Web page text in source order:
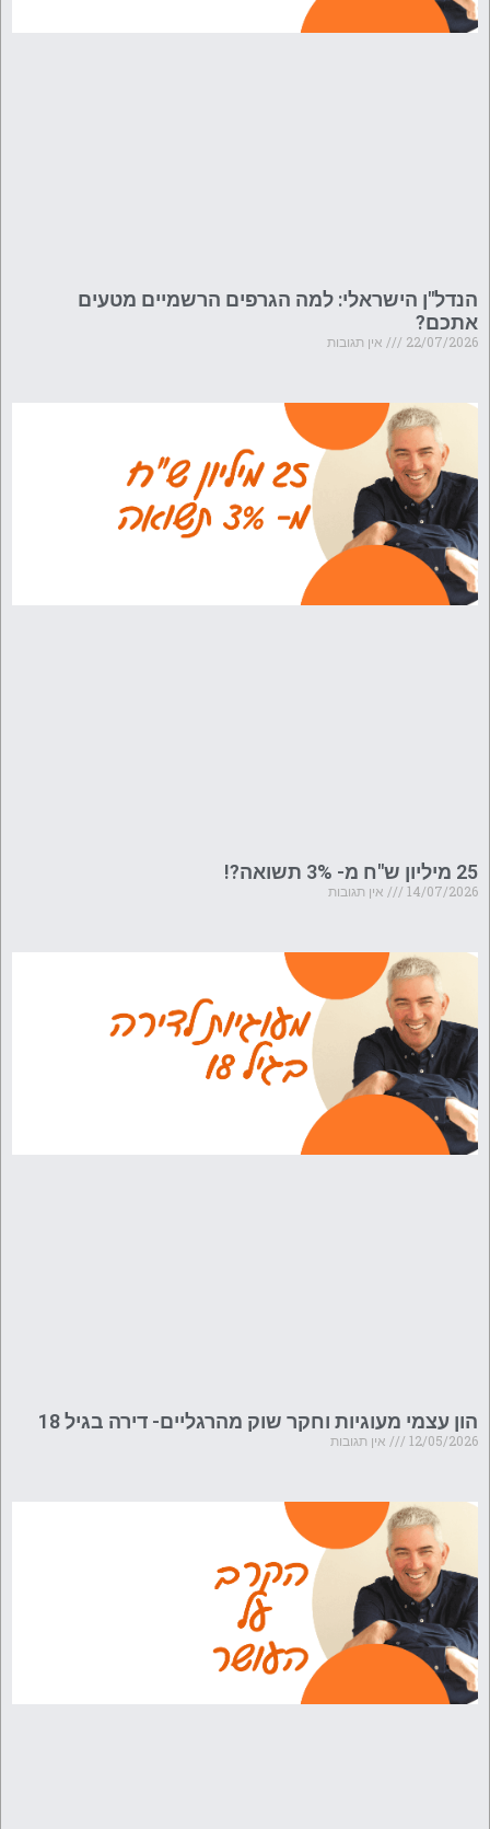
הנדל"ן הישראלי: למה הגרפים הרשמיים מטעים
אתכם?
22/07/2026 אין תגובות
25 מיליון ש"ח מ- 3% תשואה?!
14/07/2026 אין תגובות
הון עצמי מעוגיות וחקר שוק מהרגליים- דירה בגיל 18
12/05/2026 אין תגובות